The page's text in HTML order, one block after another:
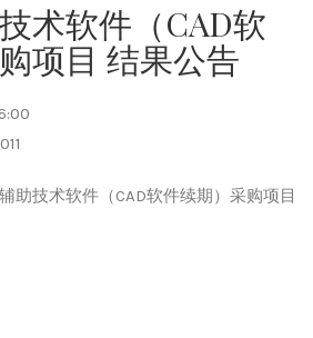
术软件（CAD软
项目 结果公告
助技术软件（CAD软件续期）采购项目